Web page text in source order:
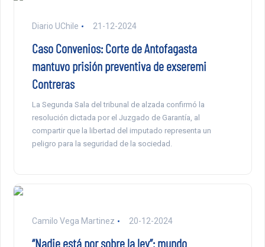
Diario UChile 21-12-2024
Caso Convenios: Corte de Antofagasta
mantuvo prisión preventiva de exseremi
Contreras
La Segunda Sala del tribunal de alzada confirmó la
resolución dictada por el Juzgado de Garantía, al
compartir que la libertad del imputado representa un
peligro para la seguridad de la sociedad.
Camilo Vega Martinez 20-12-2024
“Nadie está por sobre la ley”: mundo